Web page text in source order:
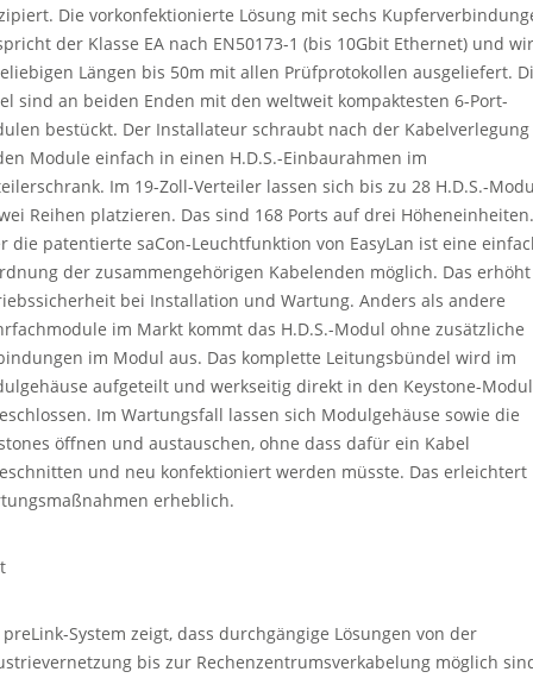
Die vorkonfektionierte Lösung mit sechs
der Klasse EA nach EN50173-1 (bis 10Gbit Ethernet) und
Längen bis 50m mit allen Prüfprotokollen ausgeliefert.
sind an beiden Enden mit den weltweit kompaktesten 6-Port-
bestückt. Der Installateur schraubt nach der
Module einfach in einen H.D.S.-Einbaurahmen im
Im 19-Zoll-Verteiler lassen sich bis zu 28 H.D.S.-
Reihen platzieren. Das sind 168 Ports auf drei Höheneinheiten.
die patentierte saCon-Leuchtfunktion von EasyLan ist eine
der zusammengehörigen Kabelenden möglich. Das
bei Installation und Wartung. Anders als andere
im Markt kommt das H.D.S.-Modul ohne zusätzliche
im Modul aus. Das komplette Leitungsbündel wird im
aufgeteilt und werkseitig direkt in den Keystone-
Im Wartungsfall lassen sich Modulgehäuse sowie die
öffnen und austauschen, ohne dass dafür ein Kabel
und neu konfektioniert werden müsste. Das erleichtert
erheblich.
preLink-System zeigt, dass durchgängige Lösungen von der
bis zur Rechenzentrumsverkabelung möglich